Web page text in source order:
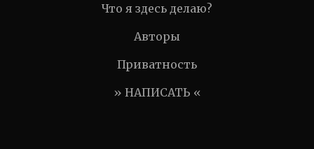
Что я здесь делаю?
Авторы
Приватность
» НАПИСАТЬ «